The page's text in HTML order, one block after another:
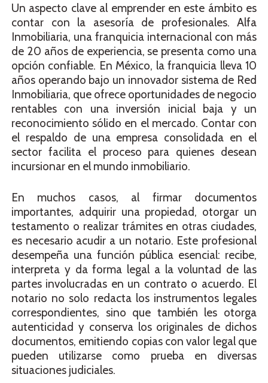
Un aspecto clave al emprender en este ámbito es
contar con la asesoría de profesionales. Alfa
Inmobiliaria, una franquicia internacional con más
de 20 años de experiencia, se presenta como una
opción confiable. En México, la franquicia lleva 10
años operando bajo un innovador sistema de Red
Inmobiliaria, que ofrece oportunidades de negocio
rentables con una inversión inicial baja y un
reconocimiento sólido en el mercado. Contar con
el respaldo de una empresa consolidada en el
sector facilita el proceso para quienes desean
incursionar en el mundo inmobiliario.
En muchos casos, al firmar documentos
importantes, adquirir una propiedad, otorgar un
testamento o realizar trámites en otras ciudades,
es necesario acudir a un notario. Este profesional
desempeña una función pública esencial: recibe,
interpreta y da forma legal a la voluntad de las
partes involucradas en un contrato o acuerdo. El
notario no solo redacta los instrumentos legales
correspondientes, sino que también les otorga
autenticidad y conserva los originales de dichos
documentos, emitiendo copias con valor legal que
pueden utilizarse como prueba en diversas
situaciones judiciales.